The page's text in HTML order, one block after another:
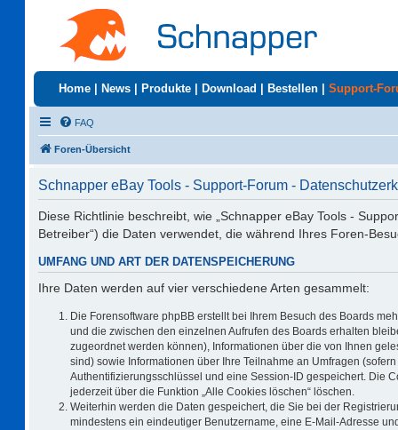
Home News Produkte Download Bestellen Support-
FAQ
Foren-Übersicht
Schnapper eBay Tools - Support-Forum -
Diese Richtlinie beschreibt, wie „Schnapper eBay Tools -
Betreiber“) die Daten verwendet, die während Ihres Foren-
UMFANG UND ART DER DATENSPEICHERUNG
Ihre Daten werden auf vier verschiedene Arten gesammelt:
Die Forensoftware phpBB erstellt bei Ihrem Besuch des Boards
und die zwischen den einzelnen Aufrufen des Boards erhalten
zugeordnet werden können), Informationen über die von Ihnen
sind) sowie Informationen über Ihre Teilnahme an Umfragen
Authentifizierungsschlüssel und eine Session-ID gespeichert. Die
jederzeit über die Funktion „Alle Cookies löschen“ löschen.
Weiterhin werden die Daten gespeichert, die Sie bei der
mindestens ein eindeutiger Benutzername, eine E-Mail-Adresse